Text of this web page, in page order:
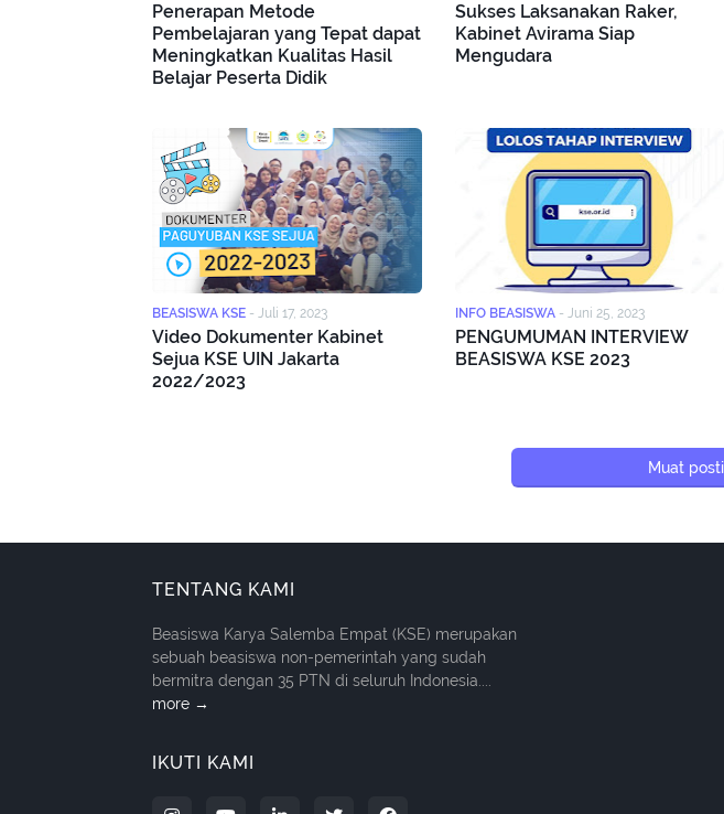
Penerapan Metode
Pembelajaran yang Tepat dapat
Meningkatkan Kualitas Hasil
Belajar Peserta Didik
Sukses Laksanakan Raker,
Kabinet Avirama Siap
Mengudara
BEASISWA KSE - Juli 17, 2023
Video Dokumenter Kabinet
Sejua KSE UIN Jakarta
2022/2023
INFO BEASISWA - Juni 25, 2023
PENGUMUMAN INTERVIEW
BEASISWA KSE 2023
Muat
TENTANG KAMI
Beasiswa Karya Salemba Empat (KSE) merupakan
sebuah beasiswa non-pemerintah yang sudah
bermitra dengan 35 PTN di seluruh Indonesia....
more →
IKUTI KAMI